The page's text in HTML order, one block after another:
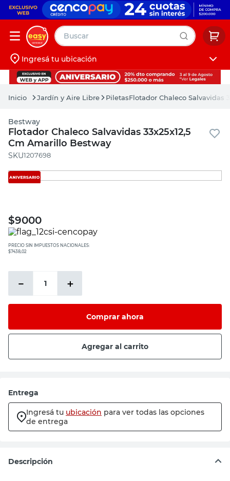
Buscar
Iniciá sesión
Ingresá tu ubicación
Jardín y Aire Libre PiletasFlotador Chaleco Salvavidas
Bestway
Flotador Chaleco Salvavidas 33x25x12,5
Cm Amarillo Bestway
:1207698
$9000
PRECIO SIN IMPUESTOS NACIONALES:
$7438,02
＋
－
Comprar ahora
Agregar al carrito
Entrega
Ingresá tu ubicación para ver todas las opciones
de entrega
Descripción
muebles
pintura
escritorio
puertas
placard